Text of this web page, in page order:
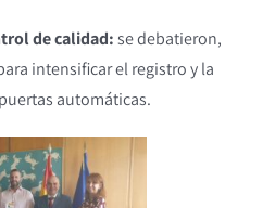
de calidad:se debatieron,
intensificar el registro y la
automáticas.